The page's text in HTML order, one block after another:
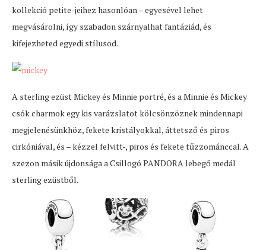
kollekció petite-jeihez hasonlóan – egyesével lehet
megvásárolni, így szabadon szárnyalhat fantáziád, és
kifejezheted egyedi stílusod.
A sterling ezüst Mickey és Minnie portré, és a Minnie és Mickey
csók charmok egy kis varázslatot kölcsönzöznek mindennapi
megjelenésünkhöz, fekete kristályokkal, áttetsző és piros
cirkóniával, és – kézzel felvitt-, piros és fekete tűzzománccal. A
szezon másik újdonsága a Csillogó PANDORA lebegő medál
sterling ezüstből.